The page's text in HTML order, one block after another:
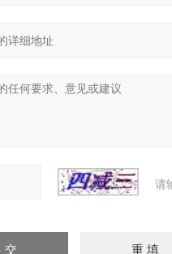
请